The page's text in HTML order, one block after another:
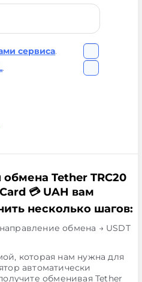
сервиса.
.
Tether TRC20
💳 UAH вам
несколько шагов:
обмена → USDT
которая нам нужна для
автоматически
обменивая Tether